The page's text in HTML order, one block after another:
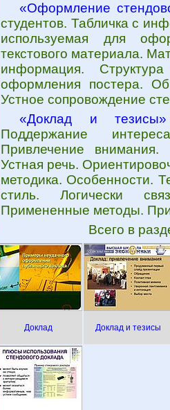
«Оформление
студентов. Табличка с
используемая для
текстового материала.
информация.
оформления постера.
Устное сопровождение
«Доклад и тезисы»
Поддержание
Привлечение
Устная речь.
методика. Особенности.
стиль. Логически
Примененные методы.
Всего в
Доклад Доклад и тезисы